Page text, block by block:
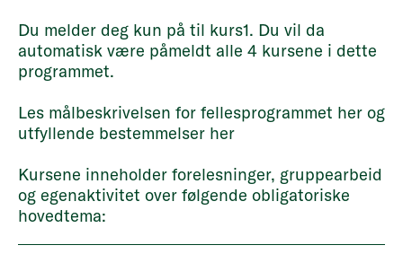
Du melder deg kun på til kurs1. Du vil da
automatisk være påmeldt alle 4 kursene i dette
programmet.
Les målbeskrivelsen for fellesprogrammet her og
utfyllende bestemmelser her
Kursene inneholder forelesninger, gruppearbeid
og egenaktivitet over følgende obligatoriske
hovedtema: